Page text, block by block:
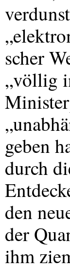
scher
„völlig
geben
durch
den
der
ihm